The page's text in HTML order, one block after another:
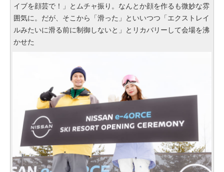
イブを顔芸で！」とムチャ振り。なんとか顔を作るも微妙な雰
囲気に。だが、そこから「滑った」といいつつ「エクストレイ
ルみたいに滑る前に制御しないと」とリカバリーして会場を沸
かせた